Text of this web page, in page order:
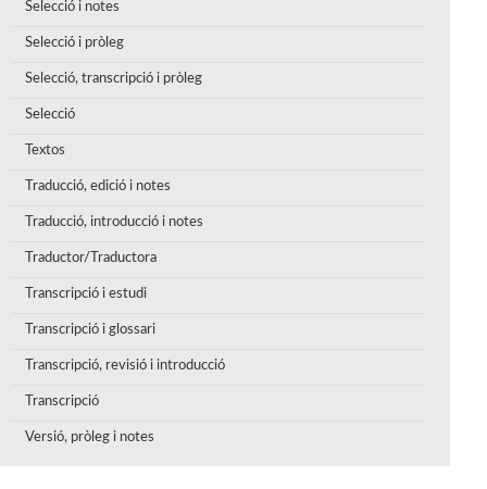
Selecció i notes
Selecció i pròleg
Selecció, transcripció i pròleg
Selecció
Textos
Traducció, edició i notes
Traducció, introducció i notes
Traductor/Traductora
Transcripció i estudi
Transcripció i glossari
Transcripció, revisió i introducció
Transcripció
Versió, pròleg i notes